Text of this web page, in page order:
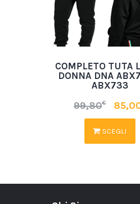
COMPLETO TUTA
DONNA DNA
ABX733
99,80€
SCEGLI